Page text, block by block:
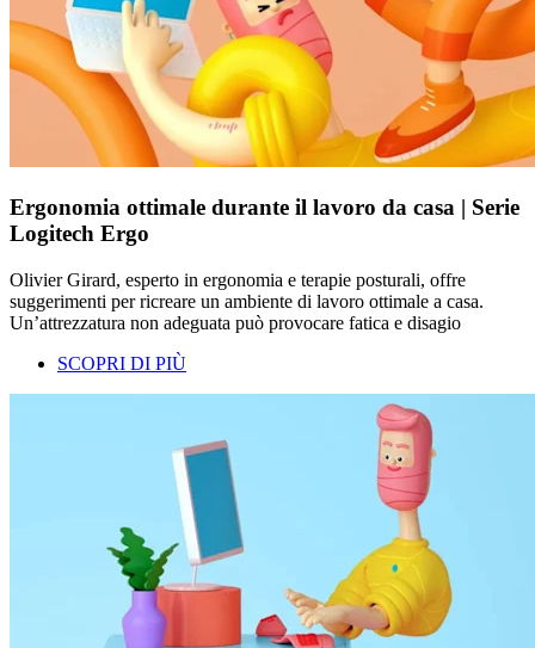
Ergonomia ottimale durante il lavoro da casa | Serie
Logitech Ergo
Olivier Girard, esperto in ergonomia e terapie posturali, offre
suggerimenti per ricreare un ambiente di lavoro ottimale a casa.
Un’attrezzatura non adeguata può provocare fatica e disagio
SCOPRI DI PIÙ